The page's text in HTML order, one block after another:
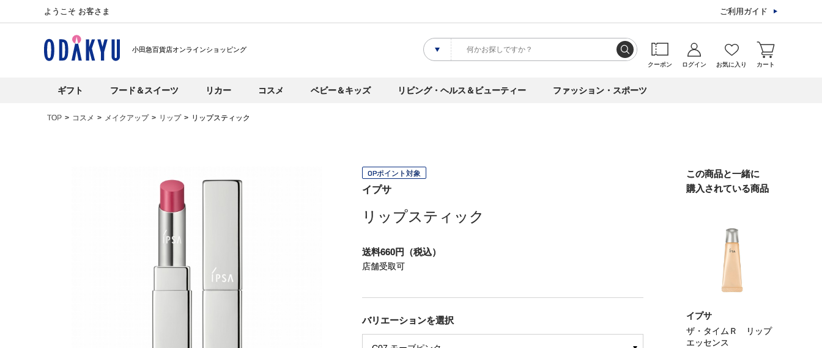
ようこそ お客さま ご利用ガイド
小田急百貨店オンラインショッピング
クーポン ログイン お気に入り カート
ギフト フード＆スイーツ リカー コスメ ベビー＆キッズ リビング・ヘルス＆ビューティー ファッション・スポーツ
TOP コスメ メイクアップ リップ リップスティック
OPポイント対象
イプサ
リップスティック
送料660円（税込）
店舗受取可
バリエーションを選択
この商品と一緒に
購入されている商品
イプサ
ザ・タイムＲ リップ
エッセンス